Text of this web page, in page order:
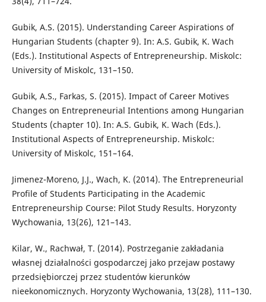
Gubik, A.S. (2015). Understanding Career Aspirations of
Hungarian Students (chapter 9). In: A.S. Gubik, K. Wach
(Eds.). Institutional Aspects of Entrepreneurship. Miskolc:
University of Miskolc, 131–150.
Gubik, A.S., Farkas, S. (2015). Impact of Career Motives
Changes on Entrepreneurial Intentions among Hungarian
Students (chapter 10). In: A.S. Gubik, K. Wach (Eds.).
Institutional Aspects of Entrepreneurship. Miskolc:
University of Miskolc, 151–164.
Jimenez-Moreno, J.J., Wach, K. (2014). The Entrepreneurial
Profile of Students Participating in the Academic
Entrepreneurship Course: Pilot Study Results. Horyzonty
Wychowania, 13(26), 121–143.
Kilar, W., Rachwał, T. (2014). Postrzeganie zakładania
własnej działalności gospodarczej jako przejaw postawy
przedsiębiorczej przez studentów kierunków
nieekonomicznych. Horyzonty Wychowania, 13(28), 111–130.